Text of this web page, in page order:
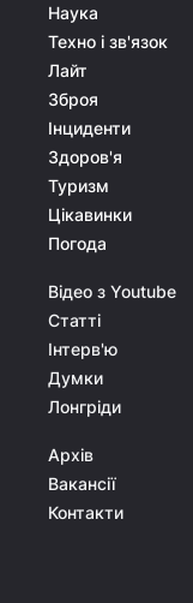
Наука
Техно і зв'язок
Лайт
Зброя
Інциденти
Здоров'я
Туризм
Цікавинки
Погода
Відео з Youtube
Статті
Інтерв'ю
Думки
Лонгріди
Архів
Вакансії
Контакти